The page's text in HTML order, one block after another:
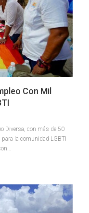
Con Mil
Diversa, con más de 50
la comunidad LGBTI